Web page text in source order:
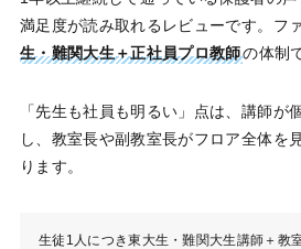
満足度が読み取れるレビューです。フ
生・難関大生＋正社員プロ教師の体制
「先生も社員も明るい」点は、講師が
し、教室長や副教室長がフロア全体を
ります。
生徒1人につき東大生・難関大生講師＋教